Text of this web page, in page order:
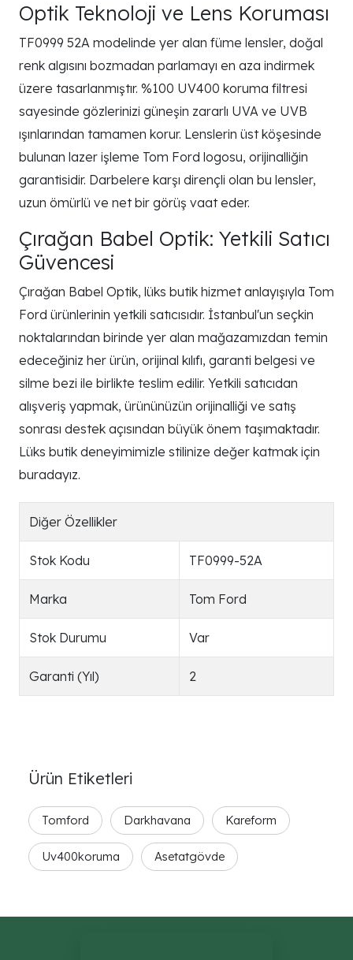
Optik Teknoloji ve Lens Koruması
TF0999 52A modelinde yer alan füme lensler, doğal
renk algısını bozmadan parlamayı en aza indirmek
üzere tasarlanmıştır. %100 UV400 koruma filtresi
sayesinde gözlerinizi güneşin zararlı UVA ve UVB
ışınlarından tamamen korur. Lenslerin üst köşesinde
bulunan lazer işleme Tom Ford logosu, orijinalliğin
garantisidir. Darbelere karşı dirençli olan bu lensler,
uzun ömürlü ve net bir görüş vaat eder.
Çırağan Babel Optik: Yetkili Satıcı
Güvencesi
Çırağan Babel Optik, lüks butik hizmet anlayışıyla Tom
Ford ürünlerinin yetkili satıcısıdır. İstanbul'un seçkin
noktalarından birinde yer alan mağazamızdan temin
edeceğiniz her ürün, orijinal kılıfı, garanti belgesi ve
silme bezi ile birlikte teslim edilir. Yetkili satıcıdan
alışveriş yapmak, ürününüzün orijinalliği ve satış
sonrası destek açısından büyük önem taşımaktadır.
Lüks butik deneyimimizle stilinize değer katmak için
buradayız.
Diğer Özellikler
Stok Kodu TF0999-52A
Marka Tom Ford
Stok Durumu Var
Garanti (Yıl) 2
Ürün Etiketleri
Tomford Darkhavana Kareform
Uv400koruma Asetatgövde